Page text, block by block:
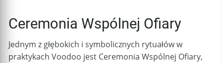
Ceremonia Wspólnej Ofiary
Jednym z głębokich i symbolicznych rytuałów w
praktykach Voodoo jest Ceremonia Wspólnej Ofiary,